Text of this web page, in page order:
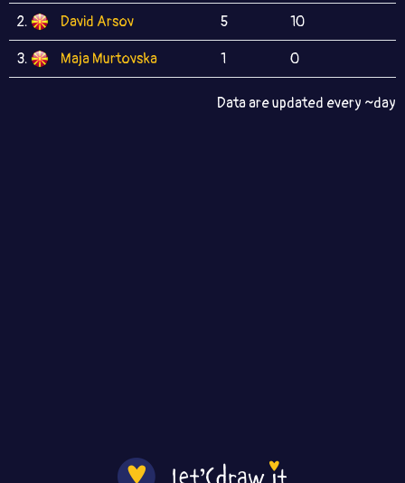
2. David Arsov 5 10
3. Maja Murtovska 1 0
Data are updated every ~day